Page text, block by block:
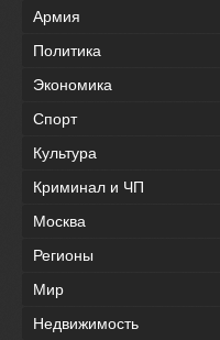
Армия
Политика
Экономика
Спорт
Культура
Криминал и ЧП
Москва
Регионы
Мир
Недвижимость